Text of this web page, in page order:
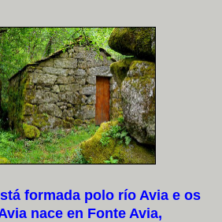
formada polo río Avia e os
nace en Fonte Avia,